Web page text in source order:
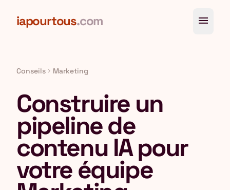
iapourtous.com menu
Conseils chevron_right Marketing
Construire un
pipeline de
contenu IA pour
votre équipe